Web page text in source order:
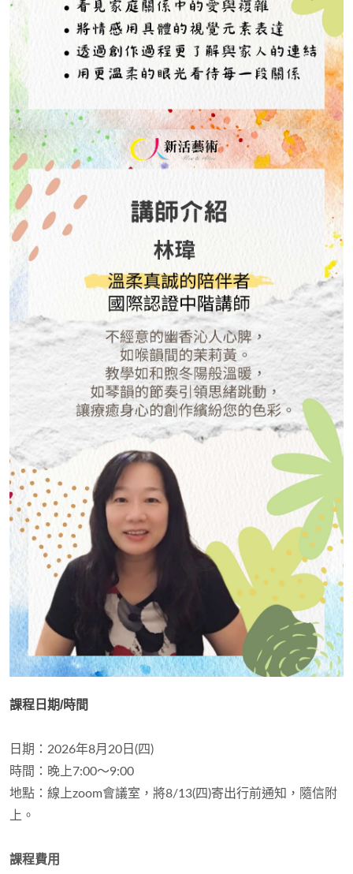
課程日期/時間
日期：2026年8月20日(四)
時間：晚上7:00～9:00
地點： 線上zoom會議室，將8/13(四)寄出行前通知， 隨信附
上。
課程費用